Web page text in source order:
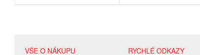
VŠE O NÁKUPU RYCHLÉ ODKAZY